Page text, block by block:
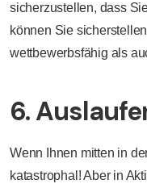
sicherzustellen, dass
können Sie
wettbewerbsfähig als
6.
Wenn Ihnen mitten in
katastrophal! Aber in